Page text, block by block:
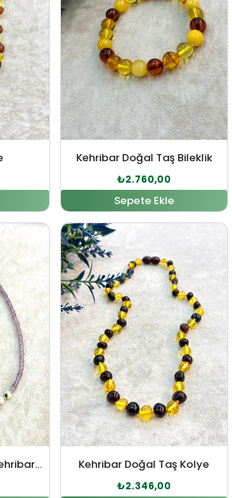
Kehribar Doğal Taş Bileklik
₺2.760,00
Sepete Ekle
Ametist – Ay Taşı – Kehribar Doğal Taş Gümüş Kolye
andaki fiyat: ₺1.840,00.
Kehribar Doğal Taş Kolye
Orijinal fiyat:
₺2.346,00
Şu andaki